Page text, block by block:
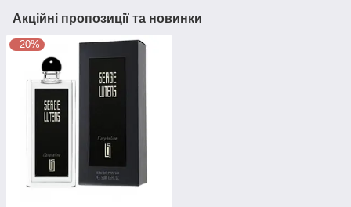
Акційні пропозиції та новинки
–20%